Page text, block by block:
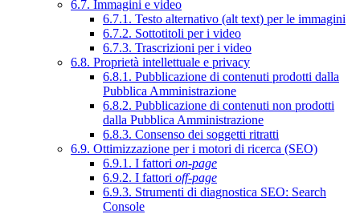
6.7. Immagini e video
6.7.1. Testo alternativo (alt text) per le immagini
6.7.2. Sottotitoli per i video
6.7.3. Trascrizioni per i video
6.8. Proprietà intellettuale e privacy
6.8.1. Pubblicazione di contenuti prodotti dalla
Pubblica Amministrazione
6.8.2. Pubblicazione di contenuti non prodotti
dalla Pubblica Amministrazione
6.8.3. Consenso dei soggetti ritratti
6.9. Ottimizzazione per i motori di ricerca (SEO)
6.9.1. I fattori on-page
6.9.2. I fattori off-page
6.9.3. Strumenti di diagnostica SEO: Search
Console